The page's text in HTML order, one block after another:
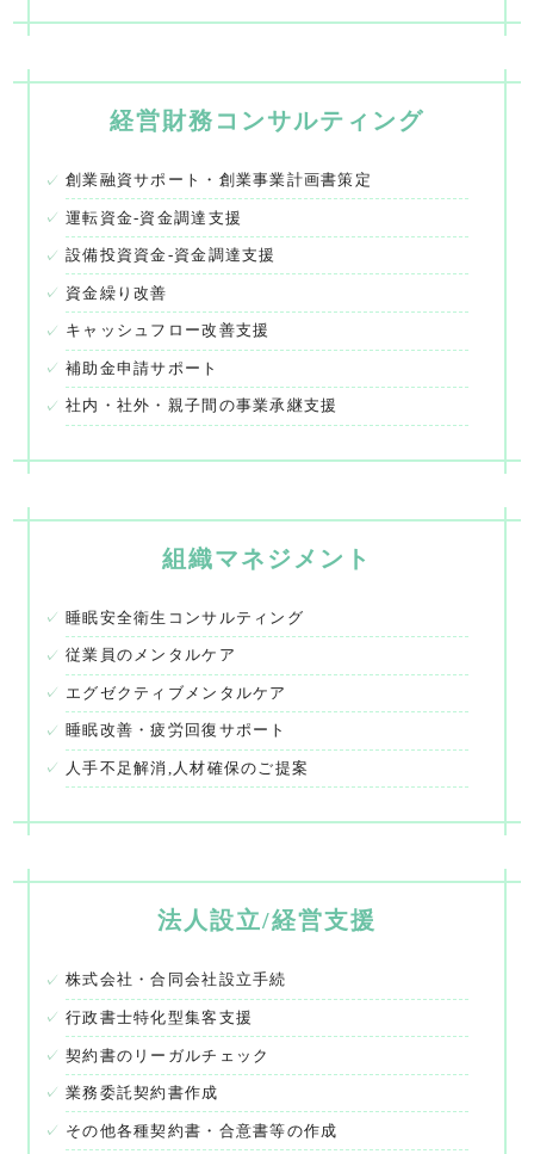
経営財務コンサルティング
創業融資サポート・創業事業計画書策定
運転資金-資金調達支援
設備投資資金-資金調達支援
資金繰り改善
キャッシュフロー改善支援
補助金申請サポート
社内・社外・親子間の事業承継支援
組織マネジメント
睡眠安全衛生コンサルティング
従業員のメンタルケア
エグゼクティブメンタルケア
睡眠改善・疲労回復サポート
人手不足解消,人材確保のご提案
法人設立/経営支援
株式会社・合同会社設立手続
行政書士特化型集客支援
契約書のリーガルチェック
業務委託契約書作成
その他各種契約書・合意書等の作成